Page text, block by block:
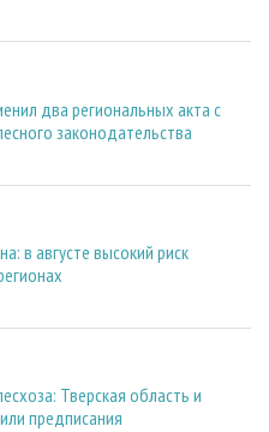
два региональных акта с
законодательства
в августе высокий риск
Тверская область и
предписания